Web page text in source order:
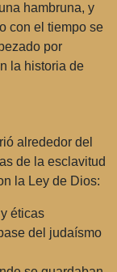
hambruna, y
con el tiempo se
por
la historia de
alrededor del
de la esclavitud
la Ley de Dios:
éticas
del judaísmo